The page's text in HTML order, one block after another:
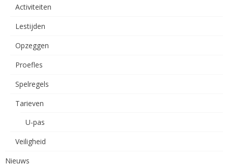
Activiteiten
Lestijden
Opzeggen
Proefles
Spelregels
Tarieven
U-pas
Veiligheid
Nieuws